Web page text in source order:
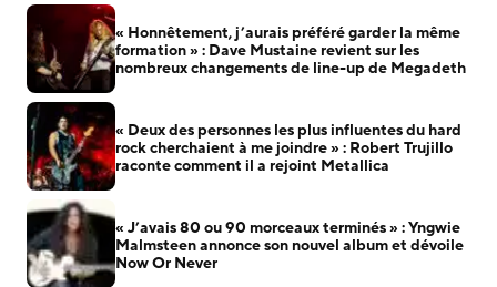
« Honnêtement, j’aurais préféré garder la même
formation » : Dave Mustaine revient sur les
nombreux changements de line-up de Megadeth
« Deux des personnes les plus influentes du hard
rock cherchaient à me joindre » : Robert Trujillo
raconte comment il a rejoint Metallica
« J’avais 80 ou 90 morceaux terminés » : Yngwie
Malmsteen annonce son nouvel album et dévoile
Now Or Never